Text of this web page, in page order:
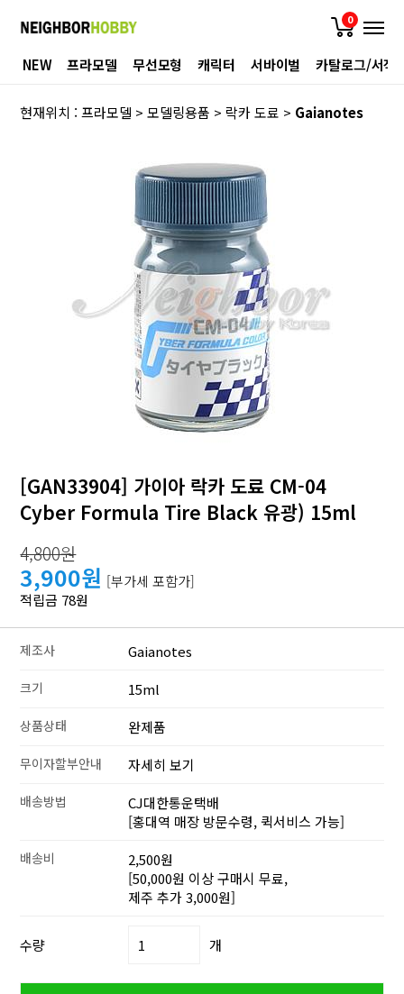
0
NEW 프라모델 무선모형 캐릭터 서바이벌 카탈로그/서적
현재위치 :프라모델 >모델링용품 > 락카 도료 > Gaianotes
[GAN33904] 가이아 락카 도료 CM-04
Cyber Formula Tire Black 유광) 15ml
4,800원
3,900원 [부가세 포함가]
적립금 78원
제조사 Gaianotes
크기 15ml
상품상태 완제품
무이자할부안내 자세히 보기
배송방법
CJ대한통운택배
[홍대역 매장 방문수령, 퀵서비스 가능]
배송비
2,500원
[50,000원 이상 구매시 무료,
제주 추가 3,000원]
수량 개